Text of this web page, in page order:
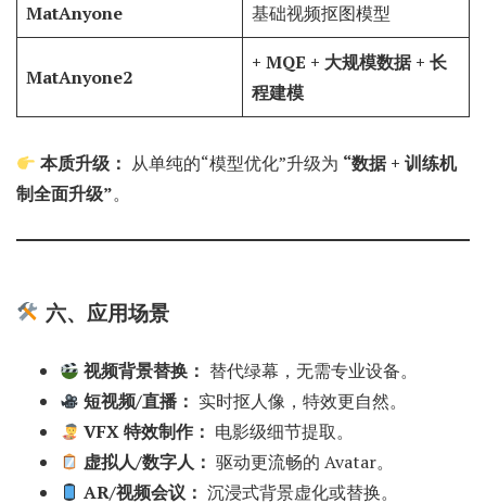
MatAnyone 基础视频抠图模型
MatAnyone2
+ MQE + 大规模数据 + 长
程建模
本质升级： 从单纯的“模型优化”升级为 “数据 + 训练机
制全面升级”。
六、应用场景
视频背景替换： 替代绿幕，无需专业设备。
短视频/直播： 实时抠人像，特效更自然。
VFX 特效制作： 电影级细节提取。
虚拟人/数字人： 驱动更流畅的 Avatar。
AR/视频会议： 沉浸式背景虚化或替换。